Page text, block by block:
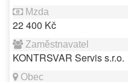
22 400 Kč
KONTRSVAR Servis s.r.o.